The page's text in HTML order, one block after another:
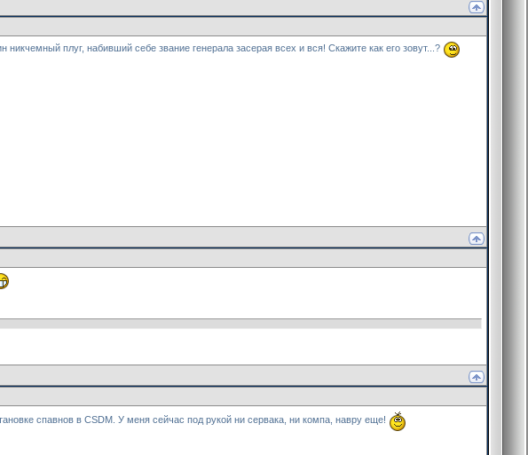
плуг, набивший себе звание генерала засерая всех и вся! Скажите как его зовут...?
спавнов в CSDM. У меня сейчас под рукой ни сервака, ни компа, навру еще!